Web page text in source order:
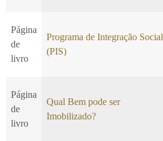
Página
de
livro
Programa de Integração Social
(PIS)
Página
de
livro
Qual Bem pode ser
Imobilizado?